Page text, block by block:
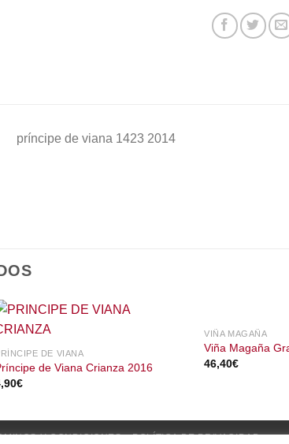
príncipe de viana 1423 2014
DE VIANA
de Viana Crianza 2016
€
VIÑA MAGAÑA
Viña Magaña
46,40€
Y CONDICIONES POLÍTICA DE PRIVACIDAD